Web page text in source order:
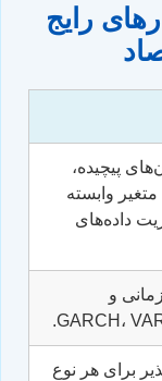
رایج
پیچیده،
وابسته
داده‌های
و
برای هر نوع